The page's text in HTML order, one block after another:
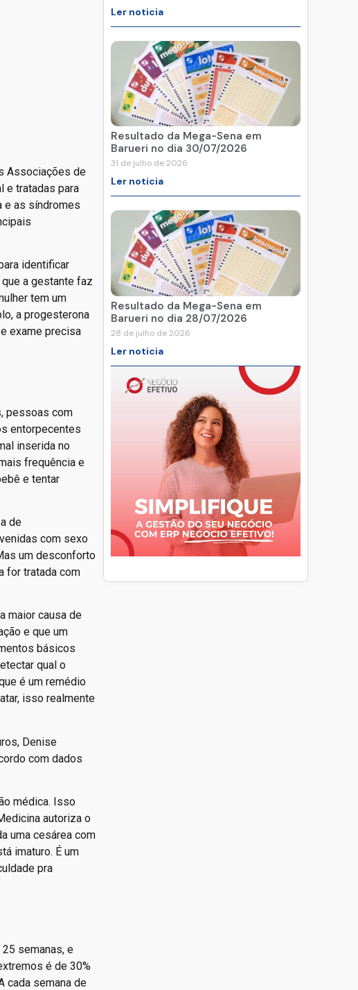
Associações de
e tratadas para
e as síndromes
identificar
a gestante faz
tem um
a progesterona
exame precisa
pessoas com
entorpecentes
inserida no
frequência e
e tentar
de
com sexo
um desconforto
for tratada com
maior causa de
e que um
básicos
qual o
é um remédio
isso realmente
Denise
com dados
médica. Isso
autoriza o
uma cesárea com
imaturo. É um
pra
semanas, e
é de 30%
cada semana de
Ler noticia
Resultado da Mega-Sena em
Barueri no dia 30/07/2026
31 de julho de 2026
Ler noticia
Resultado da Mega-Sena em
Barueri no dia 28/07/2026
28 de julho de 2026
Ler noticia